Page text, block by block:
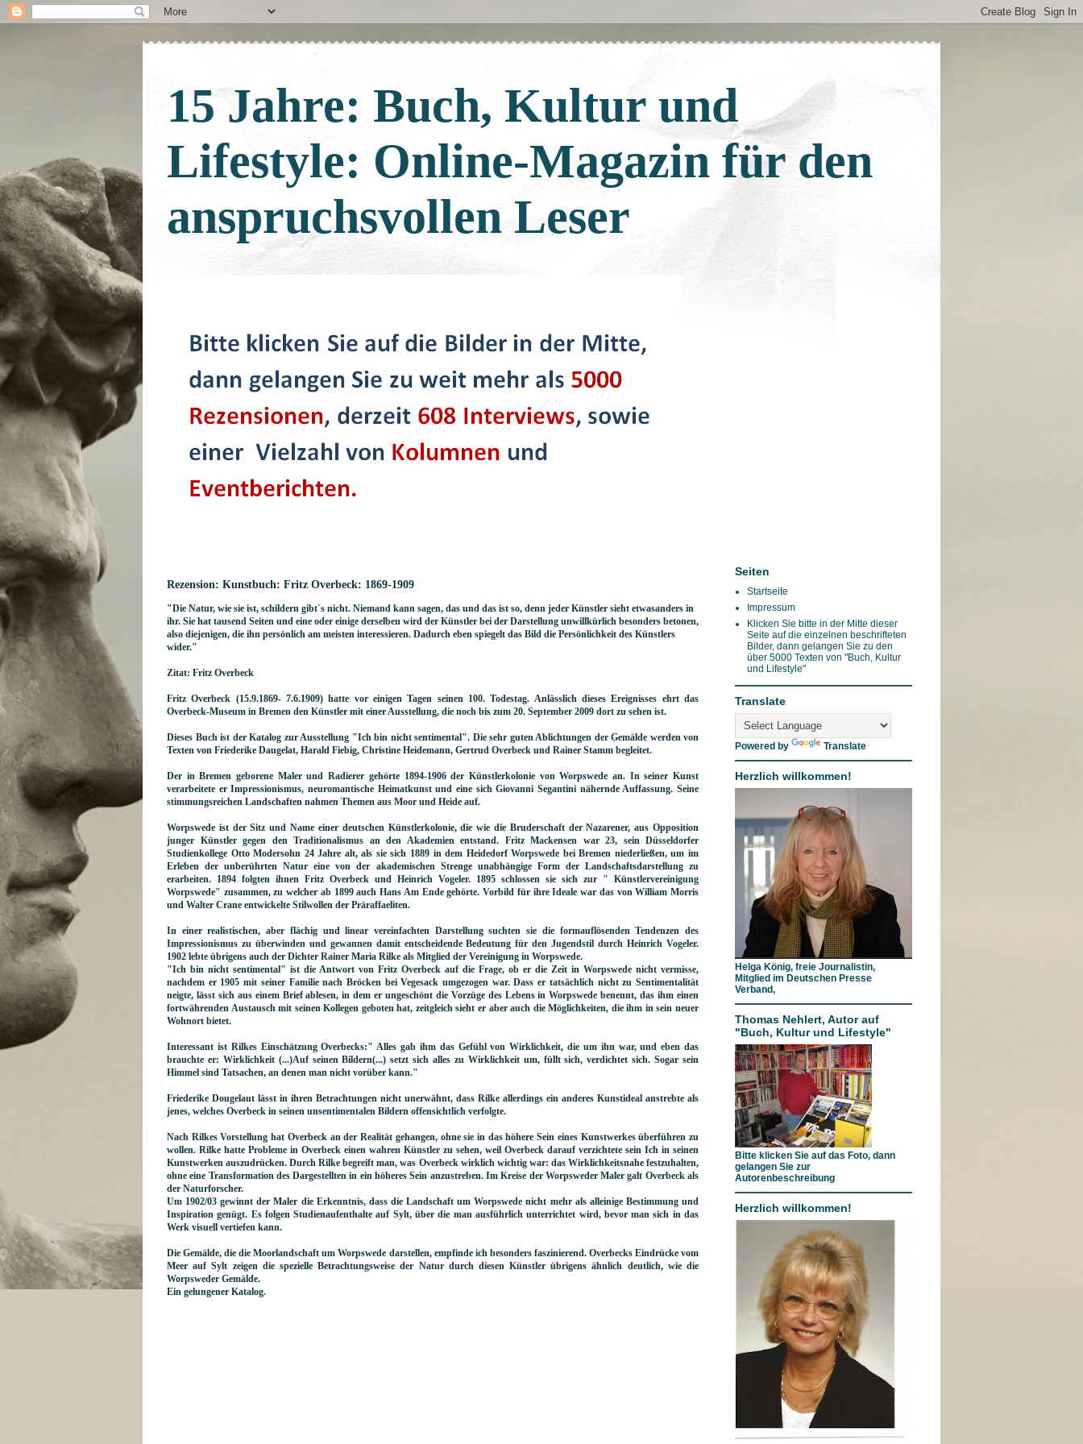
15 Jahre: Buch, Kultur und
Lifestyle: Online-Magazin für den
anspruchsvollen Leser
Rezension: Kunstbuch: Fritz Overbeck: 1869-1909
"Die Natur, wie sie ist, schildern gibt`s nicht. Niemand kann sagen, das und das ist so, denn jeder Künstler sieht etwasanders in
ihr. Sie hat tausend Seiten und eine oder einige derselben wird der Künstler bei der Darstellung unwillkürlich besonders betonen,
also diejenigen, die ihn persönlich am meisten interessieren. Dadurch eben spiegelt das Bild die Persönlichkeit des Künstlers
wider."
Zitat: Fritz Overbeck
Fritz Overbeck (15.9.1869- 7.6.1909) hatte vor einigen Tagen seinen 100. Todestag. Anlässlich dieses Ereignisses ehrt das
Overbeck-Museum in Bremen den Künstler mit einer Ausstellung, die noch bis zum 20. September 2009 dort zu sehen ist.
Dieses Buch ist der Katalog zur Ausstellung "Ich bin nicht sentimental". Die sehr guten Ablichtungen der Gemälde werden von
Texten von Friederike Daugelat, Harald Fiebig, Christine Heidemann, Gertrud Overbeck und Rainer Stamm begleitet.
Der in Bremen geborene Maler und Radierer gehörte 1894-1906 der Künstlerkolonie von Worpswede an. In seiner Kunst
verarbeitete er Impressionismus, neuromantische Heimatkunst und eine sich Giovanni Segantini nähernde Auffassung. Seine
stimmungsreichen Landschaften nahmen Themen aus Moor und Heide auf.
Worpswede ist der Sitz und Name einer deutschen Künstlerkolonie, die wie die Bruderschaft der Nazarener, aus Opposition
junger Künstler gegen den Traditionalismus an den Akademien entstand. Fritz Mackensen war 23, sein Düsseldorfer
Studienkollege Otto Modersohn 24 Jahre alt, als sie sich 1889 in dem Heidedorf Worpswede bei Bremen niederließen, um im
Erleben der unberührten Natur eine von der akademischen Strenge unabhängige Form der Landschaftsdarstellung zu
erarbeiten. 1894 folgten ihnen Fritz Overbeck und Heinrich Vogeler. 1895 schlossen sie sich zur " Künstlervereinigung
Worpswede" zusammen, zu welcher ab 1899 auch Hans Am Ende gehörte. Vorbild für ihre Ideale war das von William Morris
und Walter Crane entwickelte Stilwollen der Präraffaeliten.
In einer realistischen, aber flächig und linear vereinfachten Darstellung suchten sie die formauflösenden Tendenzen des
Impressionismus zu überwinden und gewannen damit entscheidende Bedeutung für den Jugendstil durch Heinrich Vogeler.
1902 lebte übrigens auch der Dichter Rainer Maria Rilke als Mitglied der Vereinigung in Worpswede.
"Ich bin nicht sentimental" ist die Antwort von Fritz Overbeck auf die Frage, ob er die Zeit in Worpswede nicht vermisse,
nachdem er 1905 mit seiner Familie nach Bröcken bei Vegesack umgezogen war. Dass er tatsächlich nicht zu Sentimentalität
neigte, lässt sich aus einem Brief ablesen, in dem er ungeschönt die Vorzüge des Lebens in Worpswede benennt, das ihm einen
fortwährenden Austausch mit seinen Kollegen geboten hat, zeitgleich sieht er aber auch die Möglichkeiten, die ihm in sein neuer
Wohnort bietet.
Interessant ist Rilkes Einschätzung Overbecks:" Alles gab ihm das Gefühl von Wirklichkeit, die um ihn war, und eben das
brauchte er: Wirklichkeit (...)Auf seinen Bildern(...) setzt sich alles zu Wirklichkeit um, füllt sich, verdichtet sich. Sogar sein
Himmel sind Tatsachen, an denen man nicht vorüber kann."
Friederike Dougelaut lässt in ihren Betrachtungen nicht unerwähnt, dass Rilke allerdings ein anderes Kunstideal anstrebte als
jenes, welches Overbeck in seinen unsentimentalen Bildern offensichtlich verfolgte.
Nach Rilkes Vorstellung hat Overbeck an der Realität gehangen, ohne sie in das höhere Sein eines Kunstwerkes überführen zu
wollen. Rilke hatte Probleme in Overbeck einen wahren Künstler zu sehen, weil Overbeck darauf verzichtete sein Ich in seinen
Kunstwerken auszudrücken. Durch Rilke begreift man, was Overbeck wirklich wichtig war: das Wirklichkeitsnahe festzuhalten,
ohne eine Transformation des Dargestellten in ein höheres Sein anzustreben. Im Kreise der Worpsweder Maler galt Overbeck als
der Naturforscher.
Um 1902/03 gewinnt der Maler die Erkenntnis, dass die Landschaft um Worpswede nicht mehr als alleinige Bestimmung und
Inspiration genügt. Es folgen Studienaufenthalte auf Sylt, über die man ausführlich unterrichtet wird, bevor man sich in das
Werk visuell vertiefen kann.
Die Gemälde, die die Moorlandschaft um Worpswede darstellen, empfinde ich besonders faszinierend. Overbecks Eindrücke vom
Meer auf Sylt zeigen die spezielle Betrachtungsweise der Natur durch diesen Künstler übrigens ähnlich deutlich, wie die
Worpsweder Gemälde.
Ein gelungener Katalog.
Seiten
Startseite
Impressum
Klicken Sie bitte in der Mitte dieser
Seite auf die einzelnen beschrifteten
Bilder, dann gelangen Sie zu den
über 5000 Texten von "Buch, Kultur
und Lifestyle"
Translate
Powered by Translate
Herzlich willkommen!
Helga König, freie Journalistin,
Mitglied im Deutschen Presse
Verband,
Thomas Nehlert, Autor auf
"Buch, Kultur und Lifestyle"
Bitte klicken Sie auf das Foto, dann
gelangen Sie zur
Autorenbeschreibung
Herzlich willkommen!